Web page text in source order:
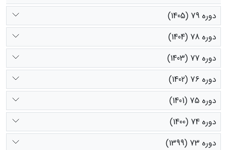
دوره 79 (1405)
دوره 78 (1404)
دوره 77 (1403)
دوره 76 (1402)
دوره 75 (1401)
دوره 74 (1400)
دوره 73 (1399)